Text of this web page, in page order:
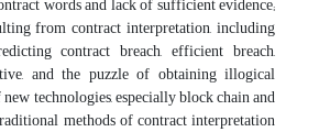
from contract interpretation, including
contract breach, efficient breach,
and the puzzle of obtaining illogical
technologies, especially block chain and
methods of contract interpretation